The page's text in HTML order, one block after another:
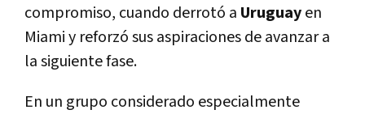
compromiso, cuando derrotó a Uruguayen
Miami y reforzó sus aspiraciones de avanzar a
la siguiente fase.
En un grupo considerado especialmente